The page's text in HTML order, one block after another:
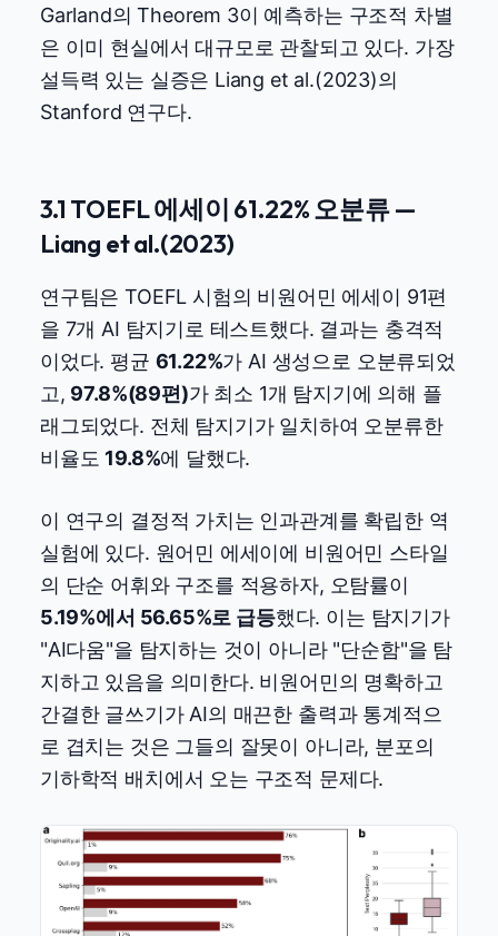
Garland의 Theorem 3이 예측하는 구조적 차별
은 이미 현실에서 대규모로 관찰되고 있다. 가장
설득력 있는 실증은 Liang et al.(2023)의
Stanford 연구다.
3.1 TOEFL 에세이 61.22% 오분류 —
Liang et al.(2023)
연구팀은 TOEFL 시험의 비원어민 에세이 91편
을 7개 AI 탐지기로 테스트했다. 결과는 충격적
이었다. 평균 61.22%가 AI 생성으로 오분류되었
고, 97.8%(89편)가 최소 1개 탐지기에 의해 플
래그되었다. 전체 탐지기가 일치하여 오분류한
비율도 19.8%에 달했다.
이 연구의 결정적 가치는 인과관계를 확립한 역
실험에 있다. 원어민 에세이에 비원어민 스타일
의 단순 어휘와 구조를 적용하자, 오탐률이
5.19%에서 56.65%로 급등했다. 이는 탐지기가
"AI다움"을 탐지하는 것이 아니라 "단순함"을 탐
지하고 있음을 의미한다. 비원어민의 명확하고
간결한 글쓰기가 AI의 매끈한 출력과 통계적으
로 겹치는 것은 그들의 잘못이 아니라, 분포의
기하학적 배치에서 오는 구조적 문제다.